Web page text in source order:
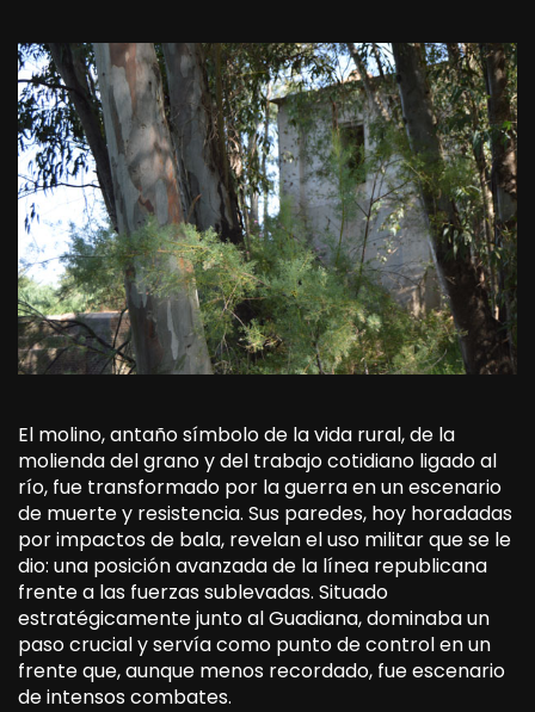
El molino, antaño símbolo de la vida rural, de la
molienda del grano y del trabajo cotidiano ligado al
río, fue transformado por la guerra en un escenario
de muerte y resistencia. Sus paredes, hoy horadadas
por impactos de bala, revelan el uso militar que se le
dio: una posición avanzada de la línea republicana
frente a las fuerzas sublevadas. Situado
estratégicamente junto al Guadiana, dominaba un
paso crucial y servía como punto de control en un
frente que, aunque menos recordado, fue escenario
de intensos combates.